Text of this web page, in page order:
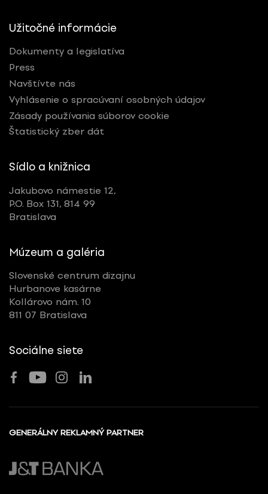
Užitočné informácie
Dokumenty a legislatíva
Press
Navštívte nás
Vyhlásenie o spracúvaní osobných údajov
Zásady používania súborov cookie
Štatistický zber dát
Sídlo a knižnica
Jakubovo námestie 12,
P.O. Box 131, 814 99
Bratislava
Múzeum a galéria
Slovenské centrum dizajnu
Hurbanove kasárne
Kollárovo nám. 10
811 07 Bratislava
Sociálne siete
GENERÁLNY REKLAMNÝ PARTNER